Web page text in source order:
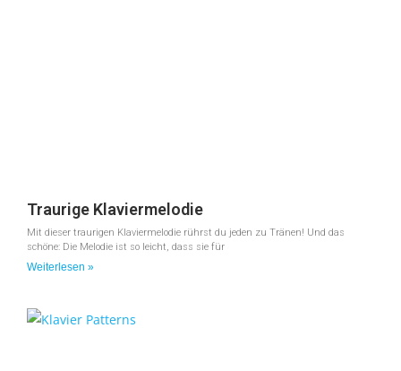
Traurige Klaviermelodie
Mit dieser traurigen Klaviermelodie rührst du jeden zu Tränen! Und das
schöne: Die Melodie ist so leicht, dass sie für
Weiterlesen »